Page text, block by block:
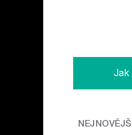
Jak